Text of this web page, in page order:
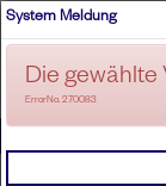
System Meldung
Die gewählte
ErrorNo. 270083